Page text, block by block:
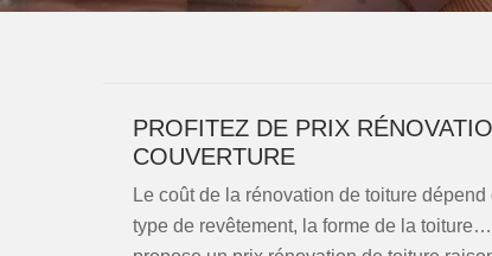
PROFITEZ DE PRIX
COUVERTURE
Le coût de la rénovation de toiture
type de revêtement, la forme de la